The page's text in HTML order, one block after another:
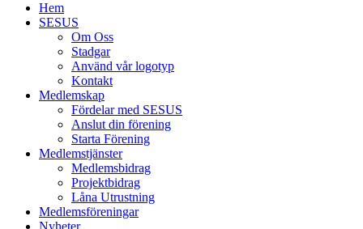
Hem
SESUS
Om Oss
Stadgar
Använd vår logotyp
Kontakt
Medlemskap
Fördelar med SESUS
Anslut din förening
Starta Förening
Medlemstjänster
Medlemsbidrag
Projektbidrag
Låna Utrustning
Medlemsföreningar
Nyheter